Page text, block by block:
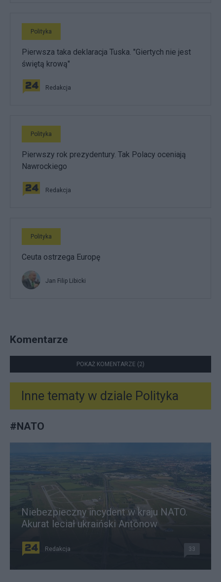
Polityka
Pierwsza taka deklaracja Tuska. "Giertych nie jest
świętą krową"
Redakcja
Polityka
Pierwszy rok prezydentury. Tak Polacy oceniają
Nawrockiego
Redakcja
Polityka
Ceuta ostrzega Europę
Jan Filip Libicki
Komentarze
POKAŻ KOMENTARZE (2)
Inne tematy w dziale Polityka
#NATO
Niebezpieczny incydent w kraju NATO.
Akurat leciał ukraiński Antonow
Redakcja 33